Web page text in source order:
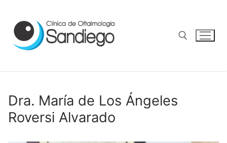
Dra. María de Los Ángeles
Roversi Alvarado